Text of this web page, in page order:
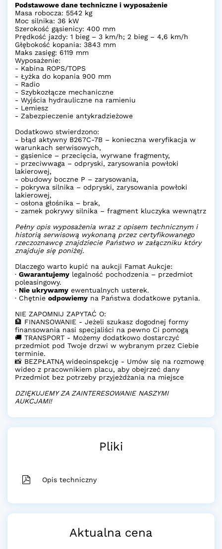
Podstawowe dane techniczne i wyposażenie
Masa robocza: 5542 kg
Moc silnika: 36 kW
Szerokość gąsienicy: 400 mm
Prędkość jazdy: 1 bieg – 3 km/h; 2 bieg – 4,6 km/h
Głębokość kopania: 3843 mm
Maks zasięg: 6119 mm
Wyposażenie:
- Kabina ROPS/TOPS
- Łyżka do kopania 900 mm
- Radio
- Szybkozłącze mechaniczne
- Wyjścia hydrauliczne na ramieniu
- Lemiesz
- Zabezpieczenie antykradzieżowe
Dodatkowo stwierdzono:
- błąd aktywny B267C-7B – konieczna weryfikacja w
warunkach serwisowych,
- gąsienice – przecięcia, wyrwane fragmenty,
- przeciwwaga – odpryski, zarysowania powłoki
lakierowej,
- obudowy boczne P – zarysowania,
- pokrywa silnika – odpryski, zarysowania powłoki
lakierowej,
- osłona głośnika – brak,
- zamek pokrywy silnika – fragment kluczyka wewnątrz
Pełny opis wyposażenia wraz z opisem technicznym i
historią serwisową wykonaną przez certyfikowanego
rzeczoznawcę znajdziecie Państwo w załączniku który
znajduje się poniżej.
Dlaczego warto kupić na aukcji Famat Aukcje:
· Gwarantujemy legalność pochodzenia – przedmiot
poleasingowy.
· Nie ukrywamy ewentualnych usterek.
· Chętnie odpowiemy na Państwa dodatkowe pytania.
NIE ZAPOMNIJ ZAPYTAĆ O:
🏦 FINANSOWANIE - Jeżeli szukasz dogodnej formy
finansowania nasi specjaliści na pewno Ci pomogą
🚚 TRANSPORT - Możemy dodatkowo dostarczyć
przedmiot pod Twoje drzwi w wybranym przez Ciebie
terminie.
📸 BEZPŁATNĄ wideoinspekcję - Umów się na rozmowę
wideo z pracownikiem placu, aby obejrzeć dany
Przedmiot bez potrzeby przyjeżdżania na miejsce
DZIĘKUJEMY ZA ZAINTERESOWANIE NASZYMI
AUKCJAMI!
Pliki
Opis techniczny
Aktualna cena